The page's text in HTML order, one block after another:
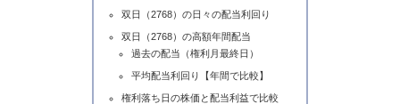
双日（2768）の日々の配当利回り
双日（2768）の高額年間配当
過去の配当（権利月最終日）
平均配当利回り【年間で比較】
権利落ち日の株価と配当利益で比較